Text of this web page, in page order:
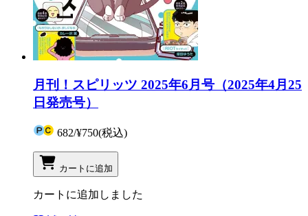
月刊！スピリッツ 2025年6月号（2025年4月25
日発売号）
682/¥750(税込)
カートに追加
カートに追加しました